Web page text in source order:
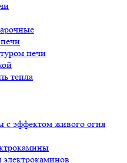
печи
тепла
с эффектом живого огня